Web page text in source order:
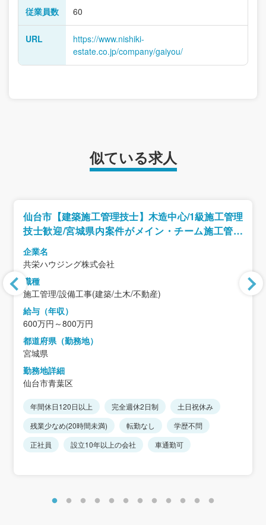
従業員数 60
URL
https://www.nishiki-
estate.co.jp/company/gaiyou/
似ている求人
仙台市【建築施工管理技士】木造中心/1級施工管理
技士歓迎/宮城県内案件がメイン・チーム施工管理
体制/年収600～800万
企業名
共栄ハウジング株式会社
職種
施工管理/設備工事(建築/土木/不動産)
給与（年収）
600万円～800万円
都道府県（勤務地）
宮城県
勤務地詳細
仙台市青葉区
年間休日120日以上 完全週休2日制
土日祝休み
残業少なめ(20時間未満)
転勤なし
学歴不問
正社員
設立10年以上の会社 車通勤可